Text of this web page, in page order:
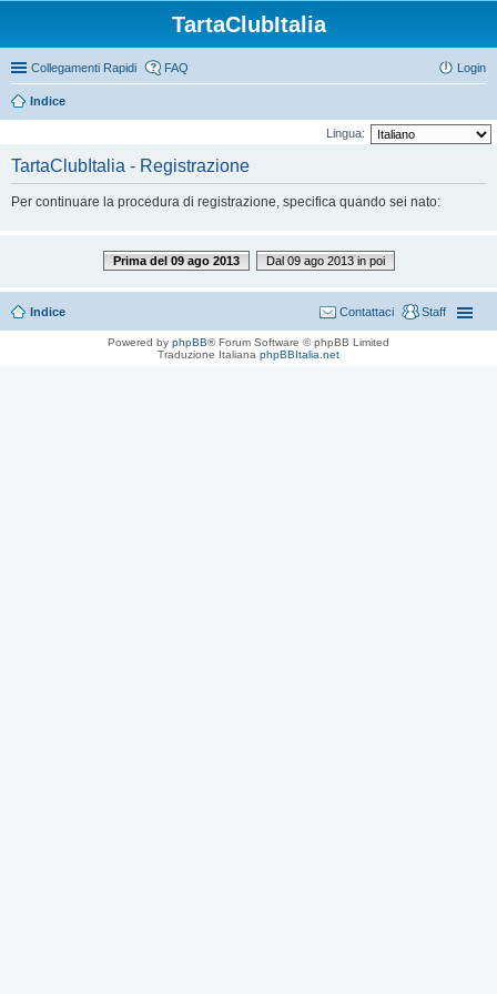
TartaClubItalia
Collegamenti Rapidi FAQ Login
Indice
Lingua:
TartaClubItalia - Registrazione
Per continuare la procedura di registrazione, specifica quando sei nato:
Prima del 09 ago 2013 Dal 09 ago 2013 in poi
Indice Staff
Contattaci
Powered by phpBB® Forum Software © phpBB Limited
Traduzione Italiana phpBBItalia.net